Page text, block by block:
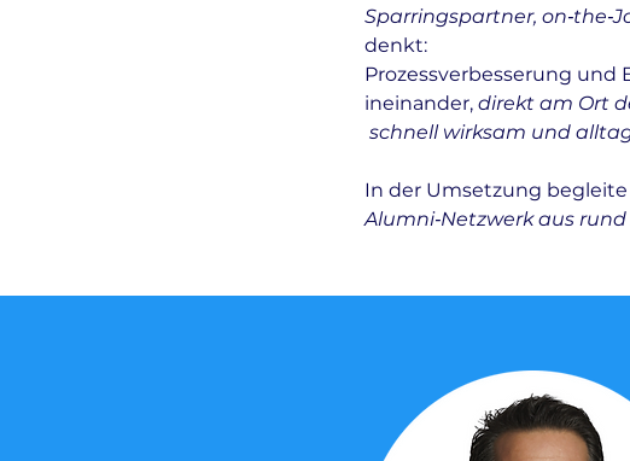
Sparringspartner,
denkt:
Prozessverbesserung
ineinander, direkt am Ort
schnell wirksam und
In der Umsetzung begleite
Alumni‑Netzwerk aus